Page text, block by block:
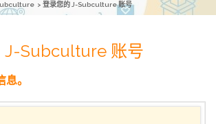
登录您的 J-Subculture 账号
J-Subculture 账号
。